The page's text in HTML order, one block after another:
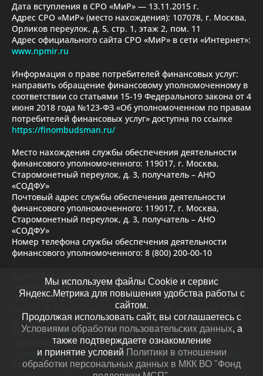
Дата вступления в СРО «МиР» — 13.11.2015 г.
Адрес СРО «МиР» (место нахождения): 107078, г. Москва,
Орликов переулок, д. 5, стр. 1, этаж 2, пом. 11
Адрес официального сайта СРО «МиР» в сети «Интернет»:
www.npmir.ru
Информация о праве потребителей финансовых услуг:
направить обращение финансовому уполномоченному в
соответствии со статьями 15-19 Федерального закона от 4
июня 2018 года №123-ФЗ «Об уполномоченном по правам
потребителей финансовых услуг» доступна по ссылке
https://finombudsman.ru/
Место нахождения службы обеспечения деятельности
финансового уполномоченного: 119017, г. Москва,
Старомонетный переулок, д. 3, получатель – АНО
«СОДФУ»
Почтовый адрес службы обеспечения деятельности
финансового уполномоченного: 119017, г. Москва,
Старомонетный переулок, д. 3, получатель – АНО
«СОДФУ»
Номер телефона службы обеспечения деятельности
финансового уполномоченного: 8 (800) 200-00-10
Адрес: Вологда , ул. Маршала Конева, дом №15, оф. 307
Череповец, пр. Строителей, д.6, оф.219
Пон.- четв. 8.30 — 17.30 Пятница: 8.30 — 16.15
Пн-Чт с 8:30 до 17:30, Пт с 8:30 до 16:15, перерыв с 13:00
до 13:45, Сб и Вс – выходной
Телефон:73-74-14(г. Вологда)+7 (921) 135-20-44(г.
Череповец)
Условия обработки персональных данных на сайте МКК
ВО «Фонд поддержки МСП»
Мы используем файлы Cookie и сервис
Яндекс.Метрика для повышения удобства работы с
сайтом.
Продолжая использовать сайт, вы соглашаетесь с
Условиями обработки пользовательских данных, а
также подтверждаете ознакомление
и принятие условий Политики в отношении
обработки персональных данных в МКК ВО "Фонд